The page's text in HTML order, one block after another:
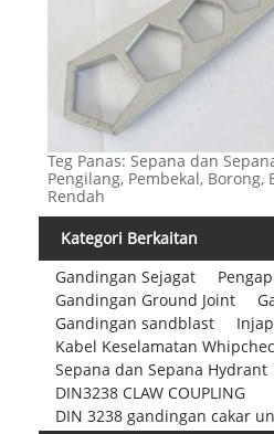
Teg Panas: Sepana dan
Pengilang, Pembekal, Borong,
Rendah
Kategori Berkaitan
Gandingan Sejagat
Gandingan Ground Joint
Gandingan sandblast
Kabel Keselamatan
Sepana dan Sepana Hydrant
DIN3238 CLAW COUPLING
DIN 3238 gandingan cakar